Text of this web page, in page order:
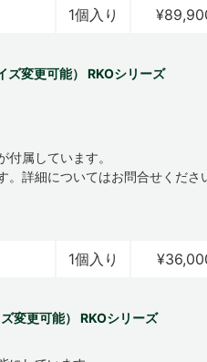
1個入り
変更可能） RKOシリーズ
属しています。
詳細についてはお問合せくださ
1個入り
変更可能） RKOシリーズ